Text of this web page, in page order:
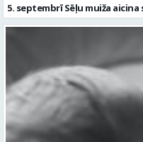
5. septembrī Sēļu muiža